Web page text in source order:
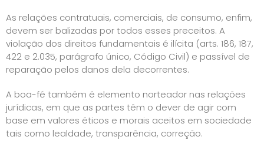
As relações contratuais, comerciais, de consumo, enfim,
devem ser balizadas por todos esses preceitos. A
violação dos direitos fundamentais é ilícita (arts. 186, 187,
422 e 2.035, parágrafo único, Código Civil) e passível de
reparação pelos danos dela decorrentes.
A boa-fé também é elemento norteador nas relações
jurídicas, em que as partes têm o dever de agir com
base em valores éticos e morais aceitos em sociedade
tais como lealdade, transparência, correção.